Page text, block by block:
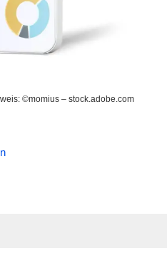
©momius – stock.adobe.com